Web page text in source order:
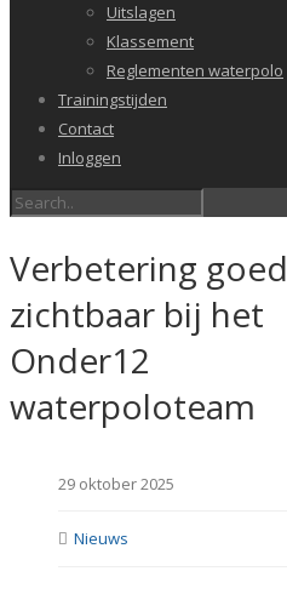
Uitslagen
Klassement
Reglementen waterpolo
Trainingstijden
Contact
Inloggen
Verbetering goed
zichtbaar bij het
Onder12
waterpoloteam
29 oktober 2025
Nieuws